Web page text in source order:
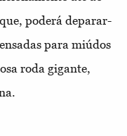
poderá deparar-
para miúdos
roda gigante,